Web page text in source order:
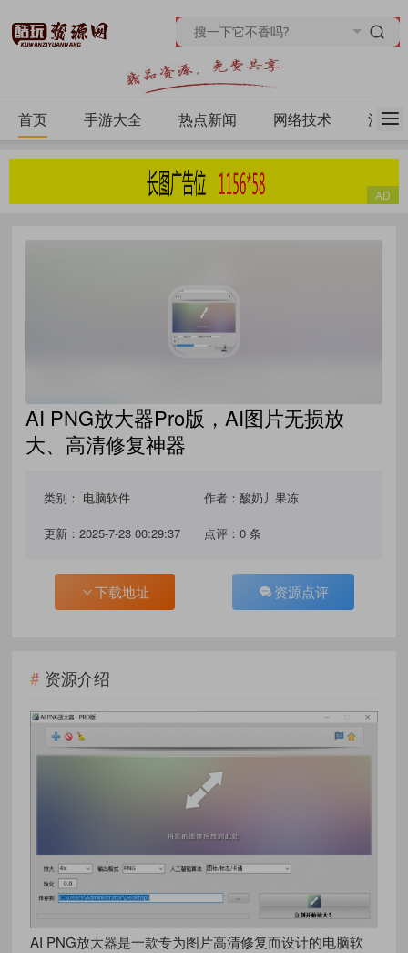
首页 手游大全 热点新闻 网络技术 源码
AI PNG放大器Pro版，AI图片无损放
大、高清修复神器
类别： 电脑软件 作者：酸奶丿果冻
更新：2025-7-23 00:29:37 点评：0 条
下载地址 资源点评
资源介绍
AI PNG放大器是一款专为图片高清修复而设计的电脑软